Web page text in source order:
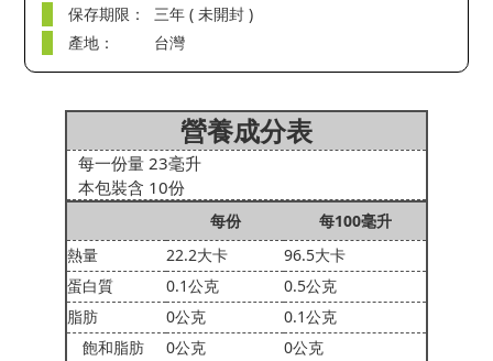
保存期限：
三年 ( 未開封 )
產地：
台灣
營養成分表
每一份量 23毫升
本包裝含 10份
每份
每100毫升
熱量
22.2大卡
96.5大卡
蛋白質
0.1公克
0.5公克
脂肪
0公克
0.1公克
飽和脂肪
0公克
0公克